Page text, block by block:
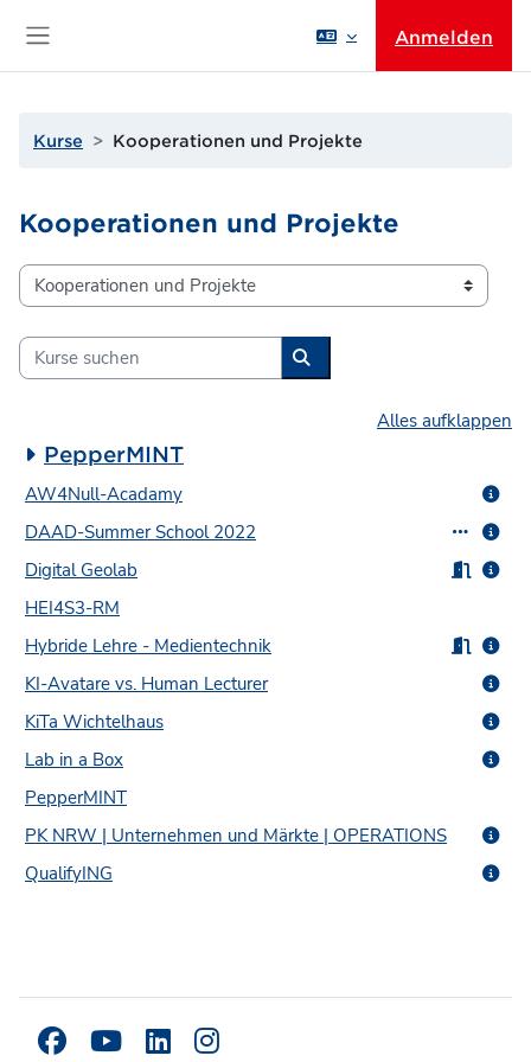
Anmelden
Kurse Kooperationen und Projekte
Kooperationen und Projekte
Kursbereiche
Kurse suchen
Kurse suchen
Alles aufklappen
PepperMINT
AW4Null-Acadamy
DAAD-Summer School 2022
Digital Geolab
HEI4S3-RM
Hybride Lehre - Medientechnik
KI-Avatare vs. Human Lecturer
KiTa Wichtelhaus
Lab in a Box
PepperMINT
PK NRW | Unternehmen und Märkte | OPERATIONS
QualifyING